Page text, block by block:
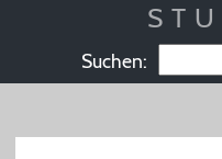
S T U
Suchen: